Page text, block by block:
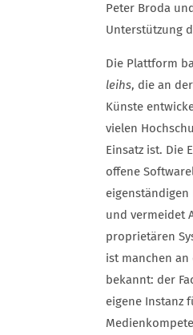
Peter Broda
Unterstützung
Die Plattform
leihs, die an
Künste
vielen
Einsatz ist. Die
offene
eigenständigen
und vermeidet
proprietären
ist manchen
bekannt: der
eigene Instanz